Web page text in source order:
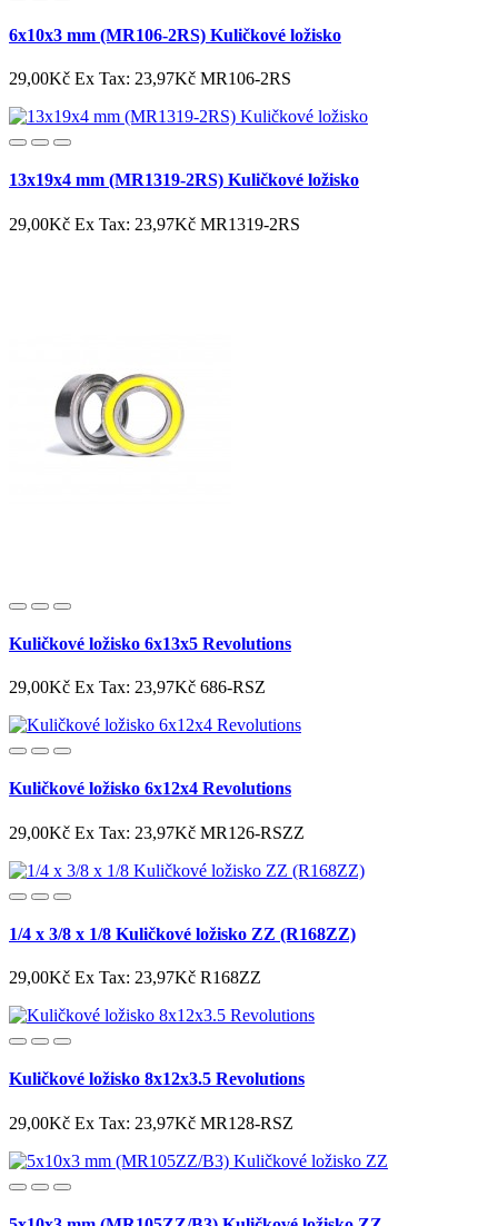
6x10x3 mm (MR106-2RS) Kuličkové ložisko
29,00Kč Ex Tax: 23,97Kč MR106-2RS
13x19x4 mm (MR1319-2RS) Kuličkové ložisko
29,00Kč Ex Tax: 23,97Kč MR1319-2RS
Kuličkové ložisko 6x13x5 Revolutions
29,00Kč Ex Tax: 23,97Kč 686-RSZ
Kuličkové ložisko 6x12x4 Revolutions
29,00Kč Ex Tax: 23,97Kč MR126-RSZZ
1/4 x 3/8 x 1/8 Kuličkové ložisko ZZ (R168ZZ)
29,00Kč Ex Tax: 23,97Kč R168ZZ
Kuličkové ložisko 8x12x3.5 Revolutions
29,00Kč Ex Tax: 23,97Kč MR128-RSZ